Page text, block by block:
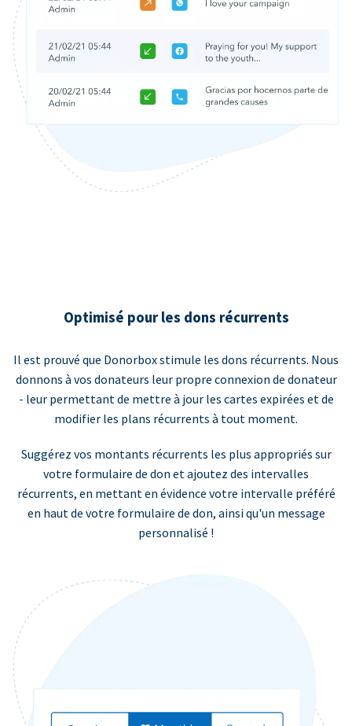
Optimisé pour les dons récurrents
Il est prouvé que Donorbox stimule les dons récurrents. Nous
donnons à vos donateurs leur propre connexion de donateur
- leur permettant de mettre à jour les cartes expirées et de
modifier les plans récurrents à tout moment.
Suggérez vos montants récurrents les plus appropriés sur
votre formulaire de don et ajoutez des intervalles
récurrents, en mettant en évidence votre intervalle préféré
en haut de votre formulaire de don, ainsi qu'un message
personnalisé !